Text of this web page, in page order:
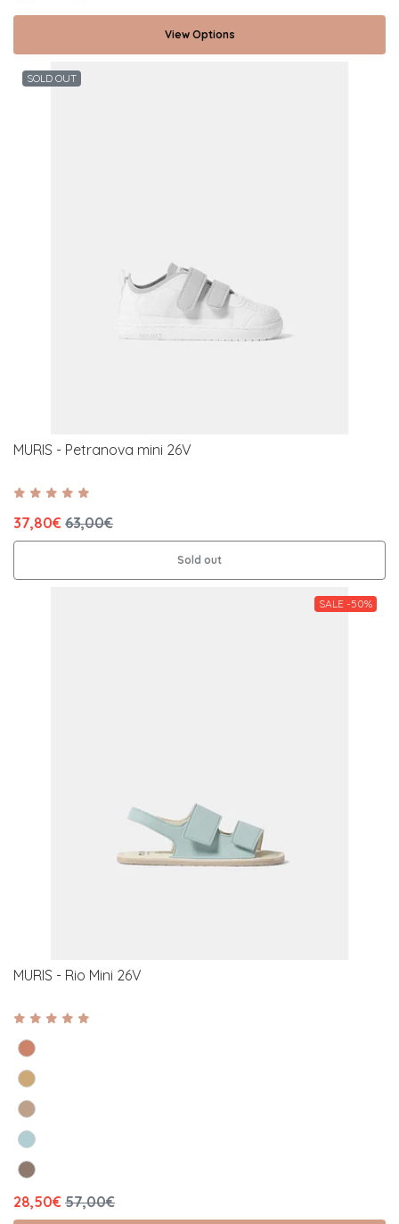
View Options
SOLD OUT
MURIS - Petranova mini 26V
37,80€ 63,00€
Sold out
SALE -50%
MURIS - Rio Mini 26V
28,50€ 57,00€